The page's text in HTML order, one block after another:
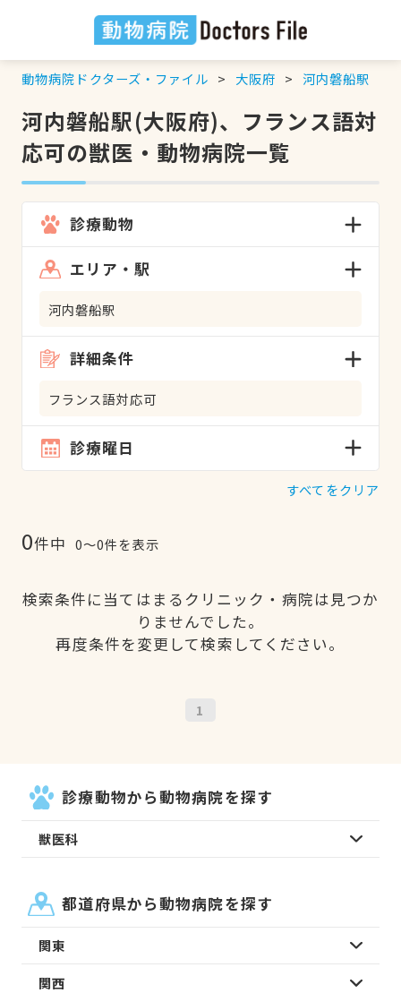
動物病院ドクターズ・ファイル 大阪府 河内磐船駅
河内磐船駅(大阪府)、フランス語対
応可の獣医・動物病院一覧
診療動物
エリア・駅
河内磐船駅
詳細条件
フランス語対応可
診療曜日
すべてをクリア
0件中 0〜0件を表示
検索条件に当てはまるクリニック・病院は見つか
りませんでした。
再度条件を変更して検索してください。
1
診療動物から動物病院を探す
獣医科
都道府県から動物病院を探す
関東
関西